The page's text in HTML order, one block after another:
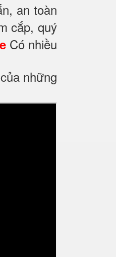
an toàn
cắp, quý
Có nhiều
những